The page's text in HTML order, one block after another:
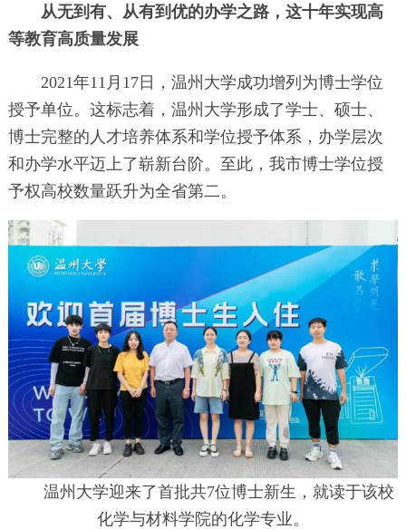
从无到有、从有到优的办学之路，这十年实现高
等教育高质量发展
2021年11月17日，温州大学成功增列为博士学位
授予单位。这标志着，温州大学形成了学士、硕士、
博士完整的人才培养体系和学位授予体系，办学层次
和办学水平迈上了崭新台阶。至此，我市博士学位授
予权高校数量跃升为全省第二。
温州大学迎来了首批共7位博士新生，就读于该校
化学与材料学院的化学专业。